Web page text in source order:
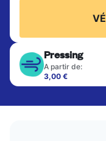
Pressing
A partir de:
3,00 €
Les articles
costumes, les